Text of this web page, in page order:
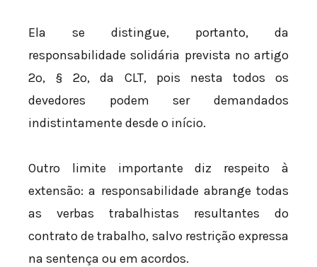
Ela se distingue, portanto, da
responsabilidade solidária prevista no artigo
2º, § 2º, da CLT, pois nesta todos os
devedores podem ser demandados
indistintamente desde o início.
Outro limite importante diz respeito à
extensão: a responsabilidade abrange todas
as verbas trabalhistas resultantes do
contrato de trabalho, salvo restrição expressa
na sentença ou em acordos.